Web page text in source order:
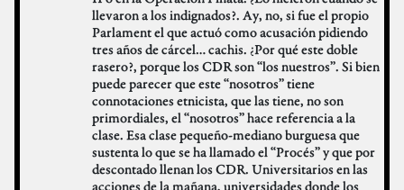
llevaron a los indignados?. Ay, no, si fue el propio
Parlament el que actuó como acusación pidiendo
tres años de cárcel… cachis. ¿Por qué este doble
rasero?, porque los CDR son “los nuestros”. Si bien
puede parecer que este “nosotros” tiene
connotaciones etnicista, que las tiene, no son
primordiales, el “nosotros” hace referencia a la
clase. Esa clase pequeño-mediano burguesa que
sustenta lo que se ha llamado el “Procés” y que por
descontado llenan los CDR. Universitarios en las
acciones de la mañana, universidades donde los